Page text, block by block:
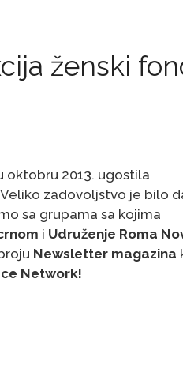
ženski
oktobru 2013. ugostila
Veliko zadovoljstvo je bilo
sa grupama sa kojima
i Udruženje Roma
Newsletter magazina
Network!